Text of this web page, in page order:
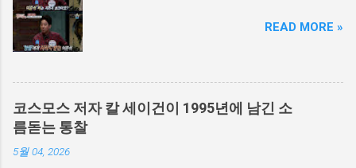
READ MORE »
코스모스 저자 칼 세이건이 1995년에 남긴 소
름돋는 통찰
5월 04, 2026